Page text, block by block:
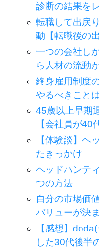
診断の結果を
転職して出戻
動【転職後の
一つの会社し
ら人材の流動
終身雇用制度
やるべきこと
45歳以上早期
【会社員が40
【体験談】ヘ
たきっかけ
ヘッドハンテ
つの方法
自分の市場価
バリューが決
【感想】
した30代後半